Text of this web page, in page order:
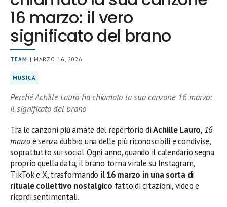
16 marzo: il vero
significato del brano
TEAM | MARZO 16, 2026
MUSICA
Perché Achille Lauro ha chiamato la sua canzone 16 marzo:
il significato del brano
Tra le canzoni più amate del repertorio diAchille Lauro, 16
marzoè senza dubbio una delle più riconoscibili e condivise,
soprattutto sui social. Ogni anno, quando il calendario segna
proprio quella data, il brano torna virale su Instagram,
TikTok e X, trasformando il16 marzo in una sorta di
rituale collettivo nostalgico fatto di citazioni, video e
ricordi sentimentali.